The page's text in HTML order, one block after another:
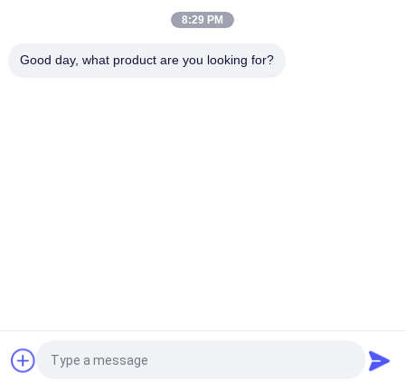
8:29 PM
Good day, what product are you looking for?